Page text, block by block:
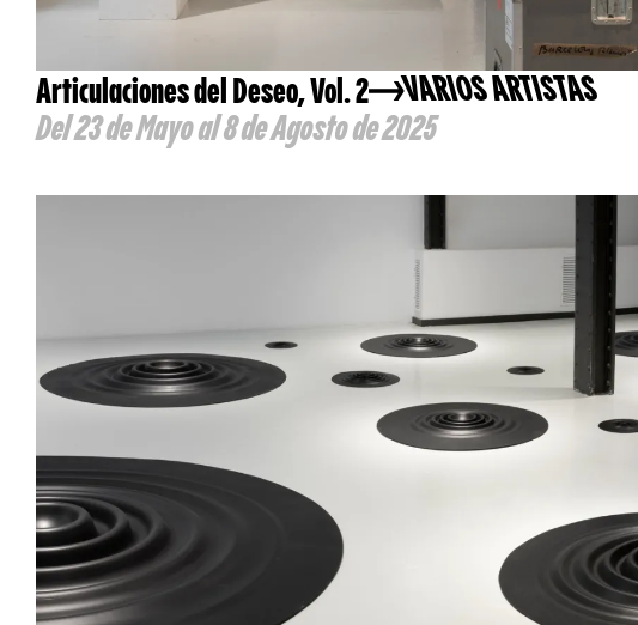
Articulaciones del Deseo, Vol. 2
VARIOS ARTISTAS
Del 23 de Mayo al 8 de Agosto de 2025